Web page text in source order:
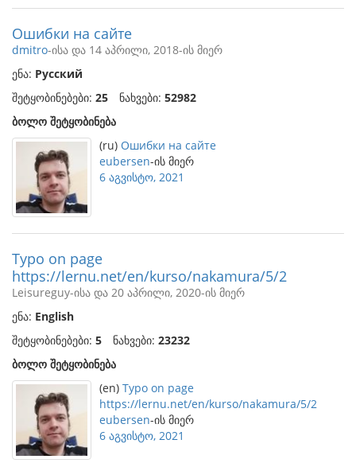
Ошибки на сайте
dmitro-ისა და 14 აპრილი, 2018-ის მიერ
ენა: Русский
შეტყობინებები: 25 ნახვები: 52982
ბოლო შეტყობინება
(ru) Ошибки на сайте
eubersen-ის მიერ
6 აგვისტო, 2021
Typo on page
https://lernu.net/en/kurso/nakamura/5/2
Leisureguy-ისა და 20 აპრილი, 2020-ის მიერ
ენა: English
შეტყობინებები: 5 ნახვები: 23232
ბოლო შეტყობინება
(en) Typo on page
https://lernu.net/en/kurso/nakamura/5/2
eubersen-ის მიერ
6 აგვისტო, 2021